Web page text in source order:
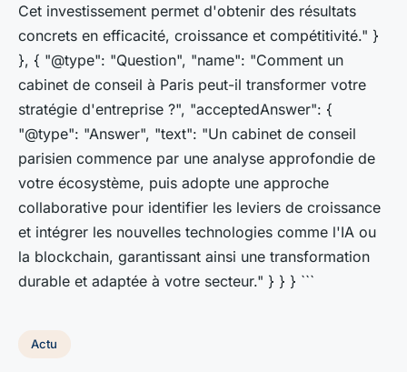
Cet investissement permet d'obtenir des résultats
concrets en efficacité, croissance et compétitivité." }
}, { "@type": "Question", "name": "Comment un
cabinet de conseil à Paris peut-il transformer votre
stratégie d'entreprise ?", "acceptedAnswer": {
"@type": "Answer", "text": "Un cabinet de conseil
parisien commence par une analyse approfondie de
votre écosystème, puis adopte une approche
collaborative pour identifier les leviers de croissance
et intégrer les nouvelles technologies comme l'IA ou
la blockchain, garantissant ainsi une transformation
durable et adaptée à votre secteur." } } } ```
Actu